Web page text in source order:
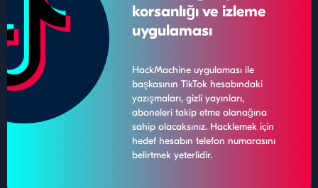
korsanlığı ve izleme
uygulaması
HackMachine uygulaması ile
başkasının TikTok hesabındaki
yazışmaları, gizli yayınları,
aboneleri takip etme olanağına
sahip olacaksınız. Hacklemek için
hedef hesabın telefon numarasını
belirtmek yeterlidir.